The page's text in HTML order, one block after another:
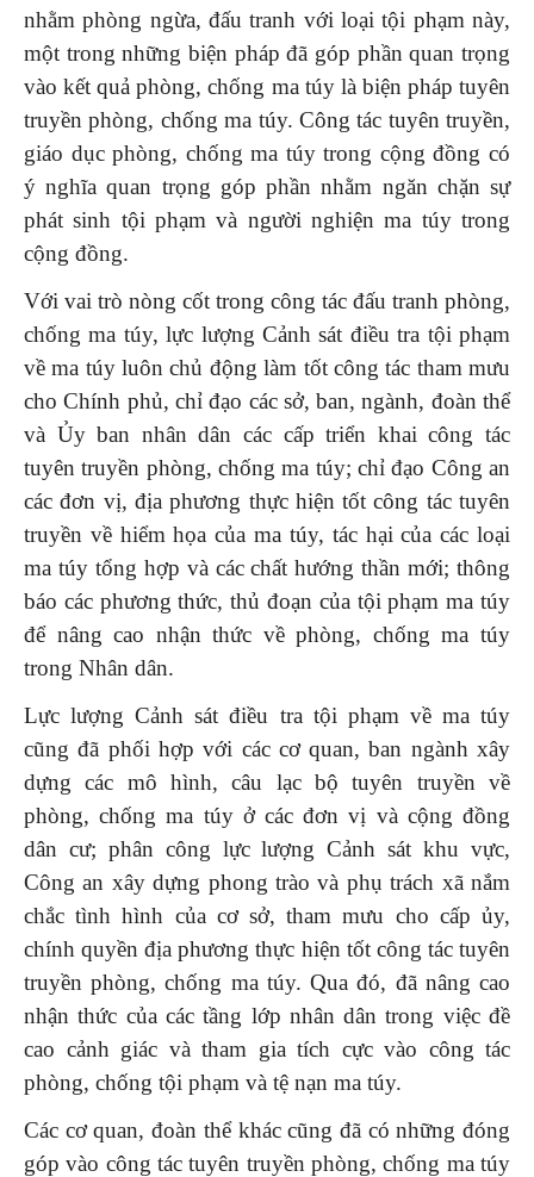
nhằm phòng ngừa, đấu tranh với loại tội phạm này,
một trong những biện pháp đã góp phần quan trọng
vào kết quả phòng, chống ma túy là biện pháp tuyên
truyền phòng, chống ma túy. Công tác tuyên truyền,
giáo dục phòng, chống ma túy trong cộng đồng có
ý nghĩa quan trọng góp phần nhằm ngăn chặn sự
phát sinh tội phạm và người nghiện ma túy trong
cộng đồng.
Với vai trò nòng cốt trong công tác đấu tranh phòng,
chống ma túy, lực lượng Cảnh sát điều tra tội phạm
về ma túy luôn chủ động làm tốt công tác tham mưu
cho Chính phủ, chỉ đạo các sở, ban, ngành, đoàn thể
và Ủy ban nhân dân các cấp triển khai công tác
tuyên truyền phòng, chống ma túy; chỉ đạo Công an
các đơn vị, địa phương thực hiện tốt công tác tuyên
truyền về hiểm họa của ma túy, tác hại của các loại
ma túy tổng hợp và các chất hướng thần mới; thông
báo các phương thức, thủ đoạn của tội phạm ma túy
để nâng cao nhận thức về phòng, chống ma túy
trong Nhân dân.
Lực lượng Cảnh sát điều tra tội phạm về ma túy
cũng đã phối hợp với các cơ quan, ban ngành xây
dựng các mô hình, câu lạc bộ tuyên truyền về
phòng, chống ma túy ở các đơn vị và cộng đồng
dân cư; phân công lực lượng Cảnh sát khu vực,
Công an xây dựng phong trào và phụ trách xã nắm
chắc tình hình của cơ sở, tham mưu cho cấp ủy,
chính quyền địa phương thực hiện tốt công tác tuyên
truyền phòng, chống ma túy. Qua đó, đã nâng cao
nhận thức của các tầng lớp nhân dân trong việc đề
cao cảnh giác và tham gia tích cực vào công tác
phòng, chống tội phạm và tệ nạn ma túy.
Các cơ quan, đoàn thể khác cũng đã có những đóng
góp vào công tác tuyên truyền phòng, chống ma túy